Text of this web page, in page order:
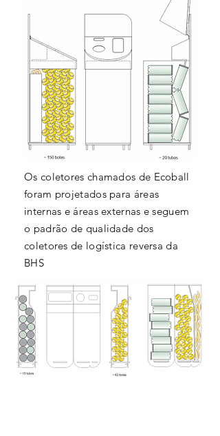
Os coletores chamados de Ecoball
foram projetados para áreas
internas e áreas externas e seguem
o padrão de qualidade dos
coletores de logística reversa da
BHS